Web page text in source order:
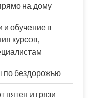
на дому
обучение в
курсов,
по бездорожью
пятен и грязи